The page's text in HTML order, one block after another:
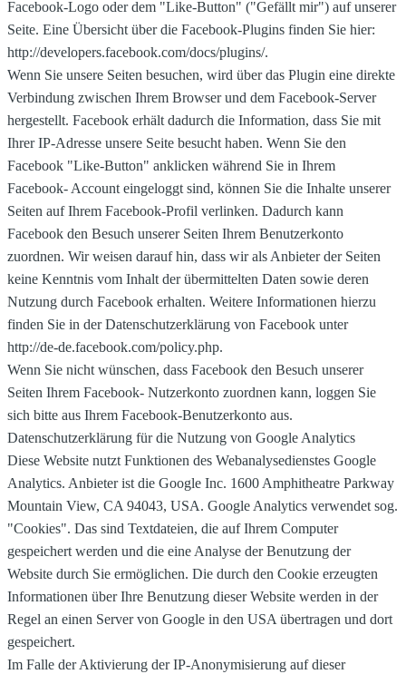
Facebook-Logo oder dem "Like-Button" ("Gefällt mir") auf unserer
Seite. Eine Übersicht über die Facebook-Plugins finden Sie hier:
http://developers.facebook.com/docs/plugins/.
Wenn Sie unsere Seiten besuchen, wird über das Plugin eine direkte
Verbindung zwischen Ihrem Browser und dem Facebook-Server
hergestellt. Facebook erhält dadurch die Information, dass Sie mit
Ihrer IP-Adresse unsere Seite besucht haben. Wenn Sie den
Facebook "Like-Button" anklicken während Sie in Ihrem
Facebook- Account eingeloggt sind, können Sie die Inhalte unserer
Seiten auf Ihrem Facebook-Profil verlinken. Dadurch kann
Facebook den Besuch unserer Seiten Ihrem Benutzerkonto
zuordnen. Wir weisen darauf hin, dass wir als Anbieter der Seiten
keine Kenntnis vom Inhalt der übermittelten Daten sowie deren
Nutzung durch Facebook erhalten. Weitere Informationen hierzu
finden Sie in der Datenschutzerklärung von Facebook unter
http://de-de.facebook.com/policy.php.
Wenn Sie nicht wünschen, dass Facebook den Besuch unserer
Seiten Ihrem Facebook- Nutzerkonto zuordnen kann, loggen Sie
sich bitte aus Ihrem Facebook-Benutzerkonto aus.
Datenschutzerklärung für die Nutzung von Google Analytics
Diese Website nutzt Funktionen des Webanalysedienstes Google
Analytics. Anbieter ist die Google Inc. 1600 Amphitheatre Parkway
Mountain View, CA 94043, USA. Google Analytics verwendet sog.
"Cookies". Das sind Textdateien, die auf Ihrem Computer
gespeichert werden und die eine Analyse der Benutzung der
Website durch Sie ermöglichen. Die durch den Cookie erzeugten
Informationen über Ihre Benutzung dieser Website werden in der
Regel an einen Server von Google in den USA übertragen und dort
gespeichert.
Im Falle der Aktivierung der IP-Anonymisierung auf dieser